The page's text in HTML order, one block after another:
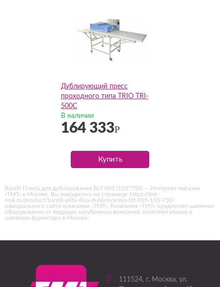
Дублирующий пресс
проходного типа TRIO TRI-
500C
В наличии
164 333Р
Купить
Barelli Плита для дублирования BLT-005 (155*750) — Интернет-магазин
«ТМТ» в Москве. Вы находитесь на странице: https://tmt-
msk.ru/product/barelli-plita-dlya-dublirovaniya-blt-005-155-750/
официального сайта компании «ТМТ». Компания «ТМТ» предлагает швейное
оборудование от ведущих зарубежных компаний, комплектующие и
швейную фурнитуру в Москве.
111524, г. Москва, ул.